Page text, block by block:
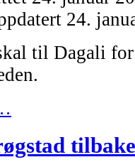
24.
til Dagali